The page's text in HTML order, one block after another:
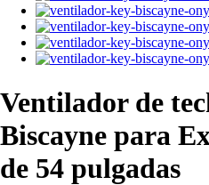
Ventilador de
Biscayne para
de 54 pulgadas